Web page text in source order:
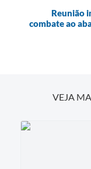
Reunião
combate ao
VEJA